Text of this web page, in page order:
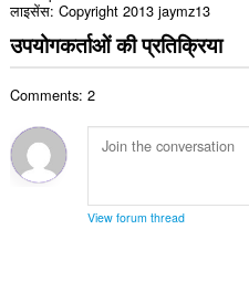
लाइसेंस Copyright 2013 jaymz13
उपयोगकर्ताओं की प्रतिक्रिया
Comments: 2
View forum thread